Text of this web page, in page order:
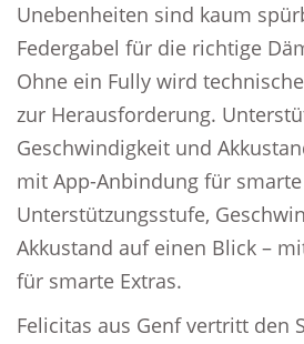
Unebenheiten sind kaum
Federgabel für die richtige
Ohne ein Fully wird
zur Herausforderung.
Geschwindigkeit und
mit App-Anbindung für smarte
Unterstützungsstufe,
Akkustand auf einen Blick –
für smarte Extras.
Felicitas aus Genf vertritt den